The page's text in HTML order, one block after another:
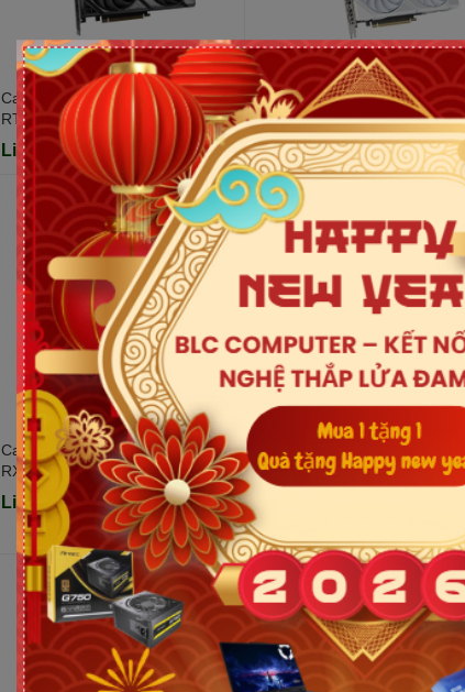
Card đồ họa Asus Dual GeForce
RTX 5060 Ti 16GB GDDR7 OC
Edition
Liên hệ
Card đồ họa Asus Dual
RTX 5060 Ti 16GB GDDR7
White OC Edition
Liên hệ
Card đồ họa Asus Prime Radeon
RX 9060 XT OC 16G (GDDR6/
128 bit)
Liên hệ
Card đồ họa Asus TUF Gaming
GeForce RTX 5060 8GB
OC Edition
14.500.000₫